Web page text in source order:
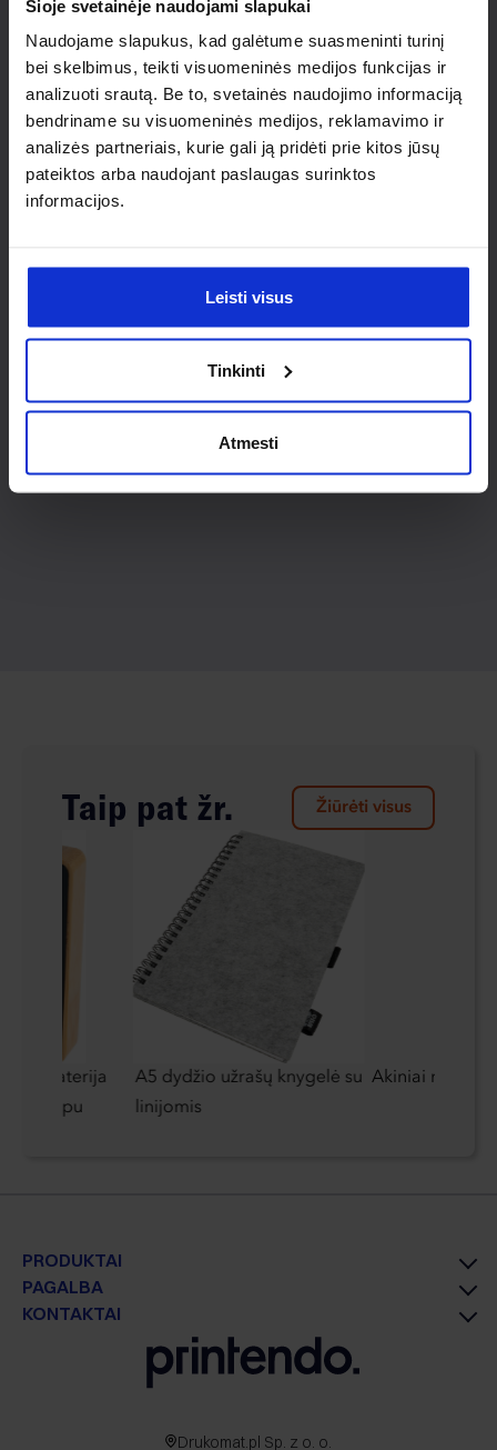
Šioje svetainėje naudojami slapukai
Naudojame slapukus, kad galėtume suasmeninti turinį
bei skelbimus, teikti visuomeninės medijos funkcijas ir
analizuoti srautą. Be to, svetainės naudojimo informaciją
bendriname su visuomeninės medijos, reklamavimo ir
analizės partneriais, kurie gali ją pridėti prie kitos jūsų
pateiktos arba naudojant paslaugas surinktos
informacijos.
Leisti visus
Tinkinti
Atmesti
sprendimo?
Susisiek su mumis dėl
nestandartinio produkto aptarimo.
Susisiekti
Taip pat žr. Žiūrėti visus
baterija
logotipu
A5 dydžio užrašų knygelė su
linijomis
Akiniai nuo
PRODUKTAI
PAGALBA
KONTAKTAI
Drukomat.pl Sp. z o. o.